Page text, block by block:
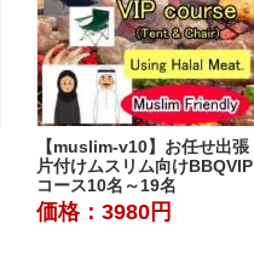
【muslim-v10】お任せ出張
片付けムスリム向けBBQVIP
コース10名～19名
価格：3980円